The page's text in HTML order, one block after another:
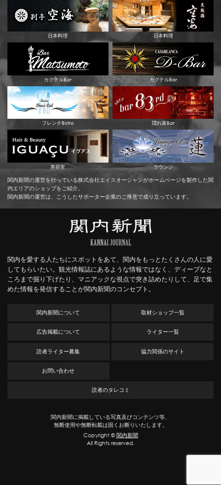
日本料理 日本料理
カクテルBar カクテルBar
フレンチBistro 隠れ家Bar
美容室 ラウンジ
関内新聞の運営を行っている株式会社エイスオーシャンがホームページを製作した関
内エリアのショップをご紹介。
関内新聞の運営は、こうしたサポーター企業のご厚意で成り立っています。
関内を愛する人たちにスポットをあて、関内をもっとたくさんの人に愛
してもらいたい。観光情報誌にあるような情報ではなく、ディープなと
ころまで掘り下げたり、マニアックな視点で突き詰めたりして、足で集
めた情報を発信することが関内新聞のコンセプト。
関内新聞について 取材ショップ一覧
広告掲載について ライター一覧
読者ライター募集 協力関係のサイト
お問い合わせ
読者のタレコミ
関内新聞に掲載している写真及びコンテンツ等、
無断使用や無断転載は固くお断りいたします。
Copyright ©関内新聞
All Rights reserved.